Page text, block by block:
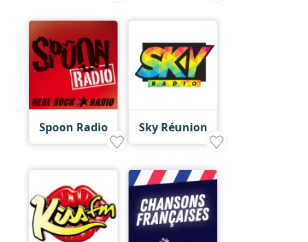
Spoon Radio Sky Réunion